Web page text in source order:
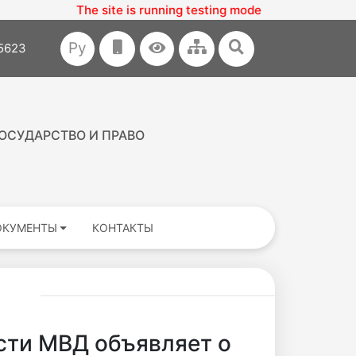
is running testing mode
Ру
И ПРАВО
КОНТАКТЫ
МВД объявляет о